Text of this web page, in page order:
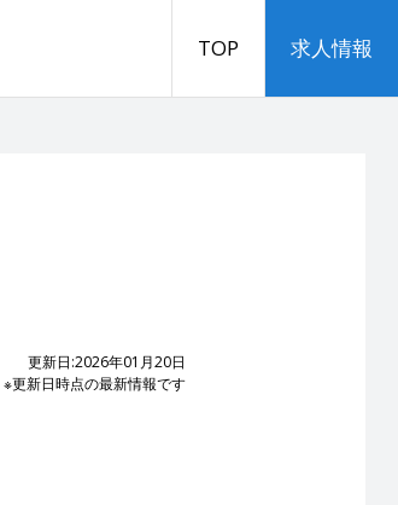
TOP 求人情報
更新日:2026年01月20日
※更新日時点の最新情報です